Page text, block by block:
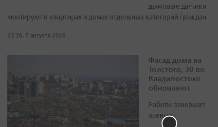
дымовые датчики
монтируют в квартирах и домах отдельных категорий граждан
23:36, 7 августа 2026
Фасад дома на
Толстого, 30 во
Владивостоке
обновляют
Работы завершат
осенью